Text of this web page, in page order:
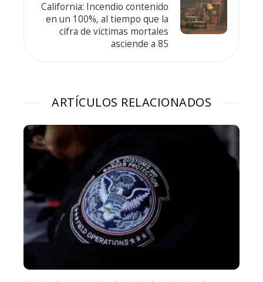
California: Incendio contenido
en un 100%, al tiempo que la
cifra de víctimas mortales
asciende a 85
ARTÍCULOS RELACIONADOS